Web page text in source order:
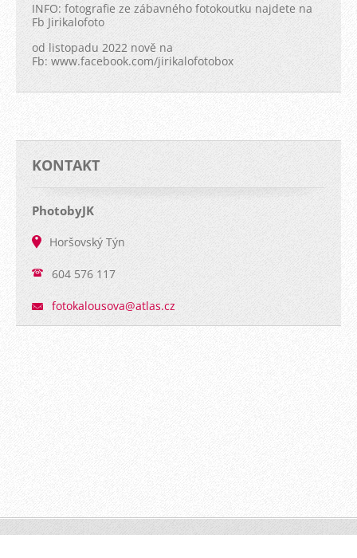
INFO: fotografie ze zábavného fotokoutku najdete na
Fb Jirikalofoto
od listopadu 2022 nově na
Fb: www.facebook.com/jirikalofotobox
KONTAKT
PhotobyJK
Horšovský Týn
604 576 117
fotokalousova@atlas.cz